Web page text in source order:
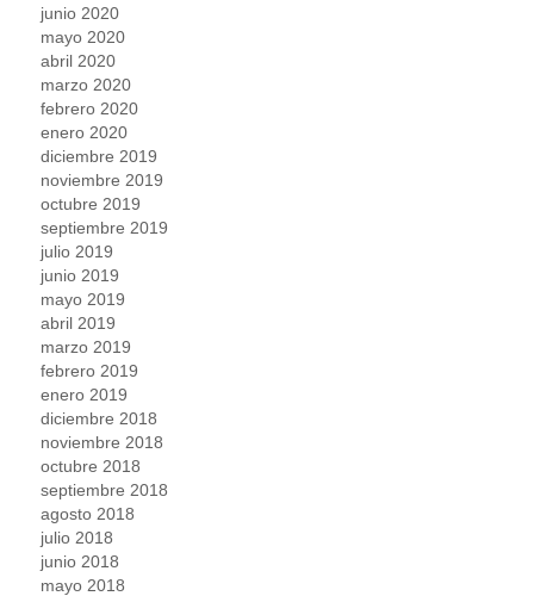
junio 2020
mayo 2020
abril 2020
marzo 2020
febrero 2020
enero 2020
diciembre 2019
noviembre 2019
octubre 2019
septiembre 2019
julio 2019
junio 2019
mayo 2019
abril 2019
marzo 2019
febrero 2019
enero 2019
diciembre 2018
noviembre 2018
octubre 2018
septiembre 2018
agosto 2018
julio 2018
junio 2018
mayo 2018